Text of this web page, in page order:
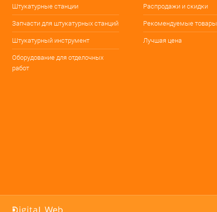
Штукатурные станции
Запчасти для штукатурных станций
Штукатурный инструмент
Оборудование для отделочных
работ
Распродажи и скидки
Рекомендуемые товары
Лучшая цена